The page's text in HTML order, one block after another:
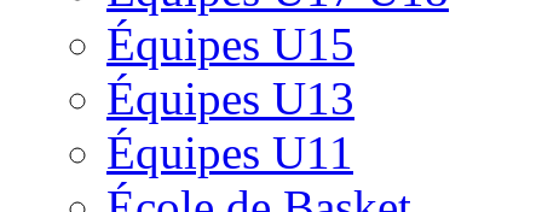
Équipes U15
Équipes U13
Équipes U11